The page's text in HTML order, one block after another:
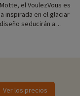
el VoulezVous es
inspirada en el glaciar
seducirán a
día de esquí o
amplio y elegante
comodidad.
Ver los precios